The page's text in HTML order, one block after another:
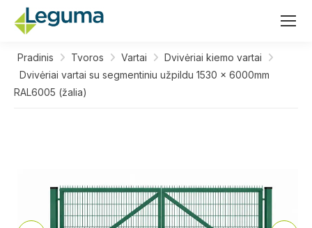
Pradinis Tvoros Vartai
Dvivėriai kiemo vartai
Dvivėriai vartai su segmentiniu užpildu 1530 x 6000mm
RAL6005 (žalia)